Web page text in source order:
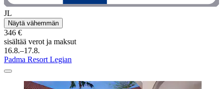
JL
Näytä vähemmän
346 €
sisältää verot ja maksut
16.8.–17.8.
Padma Resort Legian